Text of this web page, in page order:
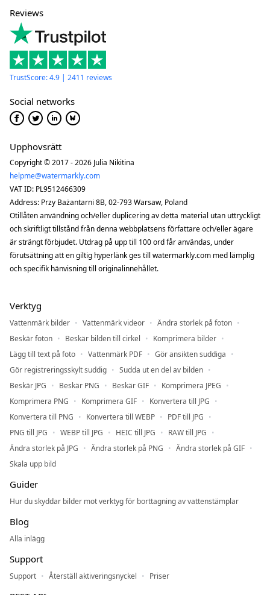
Reviews
TrustScore: 4.9 | 2411 reviews
Social networks
Upphovsrätt
Copyright © 2017 - 2026 Julia Nikitina
helpme@watermarkly.com
VAT ID: PL9512466309
Address: Przy Bażantarni 8B, 02-793 Warsaw, Poland
Otillåten användning och/eller duplicering av detta material utan uttryckligt
och skriftligt tillstånd från denna webbplatsens författare och/eller ägare
är strängt förbjudet. Utdrag på upp till 100 ord får användas, under
förutsättning att en giltig hyperlänk ges till watermarkly.com med lämplig
och specifik hänvisning till originalinnehållet.
Verktyg
Vattenmärk bilder Vattenmärk videor
Ändra storlek på foton
Beskär foton
Beskär bilden till cirkel
Komprimera bilder
Lägg till text på foto
Vattenmärk PDF
Gör ansikten suddiga
Gör registreringsskylt suddig
Sudda ut en del av bilden
Beskär JPG
Beskär PNG Beskär GIF
Komprimera JPEG
Komprimera PNG
Komprimera GIF
Konvertera till JPG
Konvertera till PNG
Konvertera till WEBP
PDF till JPG
PNG till JPG
WEBP till JPG HEIC till JPG
RAW till JPG
Ändra storlek på JPG
Ändra storlek på PNG
Ändra storlek på GIF
Skala upp bild
Guider
Hur du skyddar bilder mot verktyg för borttagning av vattenstämplar
Blog
Alla inlägg
Support
Support Återställ aktiveringsnyckel Priser